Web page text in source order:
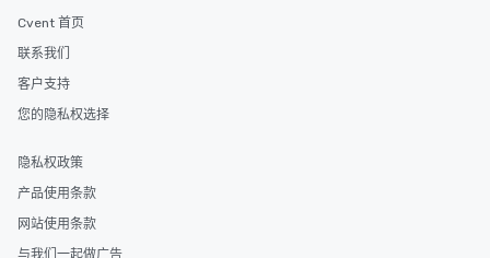
Cvent 首页
联系我们
客户支持
您的隐私权选择
隐私权政策
产品使用条款
网站使用条款
与我们一起做广告